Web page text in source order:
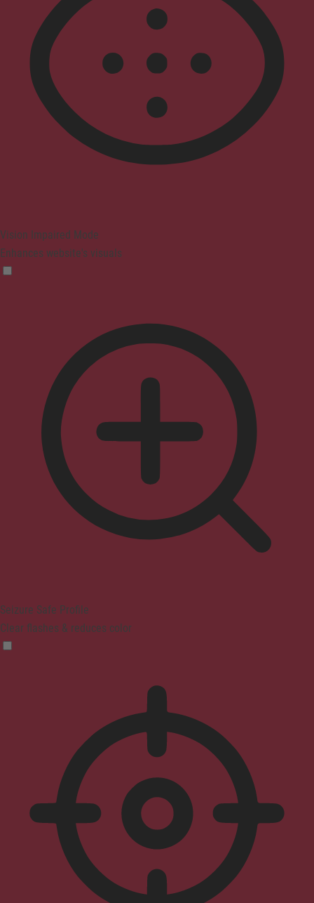
Vision Impaired Mode
Enhances website's visuals
Seizure Safe Profile
Clear flashes & reduces color